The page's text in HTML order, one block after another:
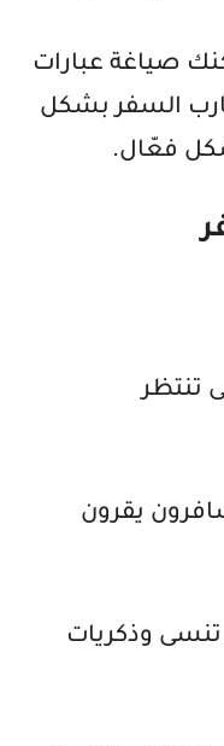
صياغة عبارات
السفر بشكل
فعّال.
تنتظر
يقرون
وذكريات